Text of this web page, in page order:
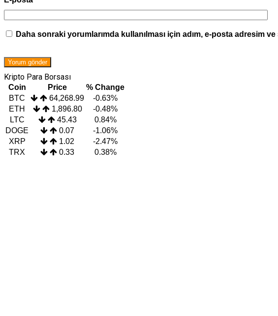
Daha sonraki yorumlarımda kullanılması için adım, e-posta adresim
Kripto Para Borsası
Coin Price
% Change
BTC
64,268.99
-0.63%
ETH
1,896.80
-0.48%
LTC
45.43
0.84%
DOGE
0.07
-1.06%
XRP
1.02
-2.47%
TRX
0.33 0.38%